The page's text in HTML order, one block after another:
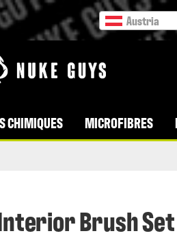
Austria
CHIMIQUES MICROFIBRES
Brush Set